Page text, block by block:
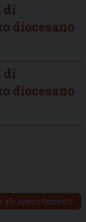
di
diocesano
di
diocesano
gli appuntamenti